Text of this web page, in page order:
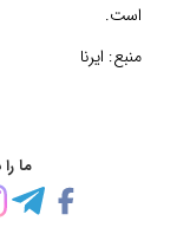
است.
منبع: ایرنا
ما